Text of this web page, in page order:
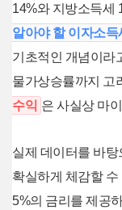
14%와 지방소득세
알아야 할 이자소득
기초적인 개념이라
물가상승률까지 고
수익 은 사실상 마
실제 데이터를 바
확실하게 체감할 수
5%의 금리를 제공